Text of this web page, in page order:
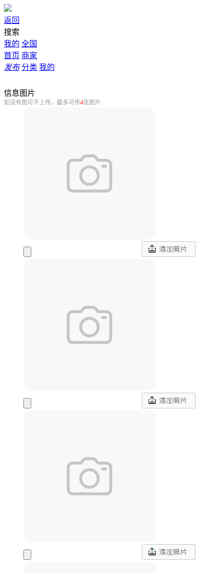
返回
搜索
我的 全国
首页 商家
发布 分类 我的
信息图片
如没有图可不上传，最多可传4张图片